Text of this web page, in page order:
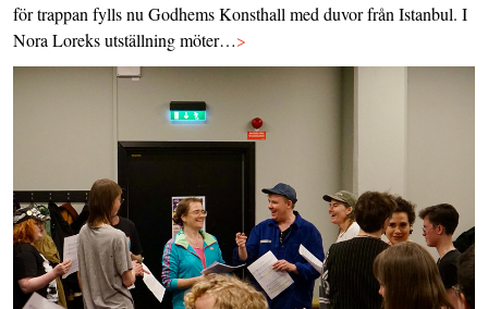
för trappan fylls nu Godhems Konsthall med duvor från Istanbul. I
Nora Loreks utställning möter…>